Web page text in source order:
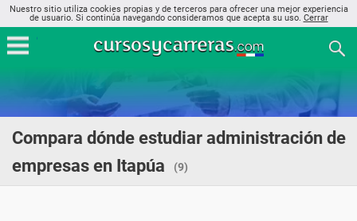
Nuestro sitio utiliza cookies propias y de terceros para ofrecer una mejor experiencia
de usuario. Si continúa navegando consideramos que acepta su uso. Cerrar
Compara dónde estudiar administración de
empresas en Itapúa
(9)